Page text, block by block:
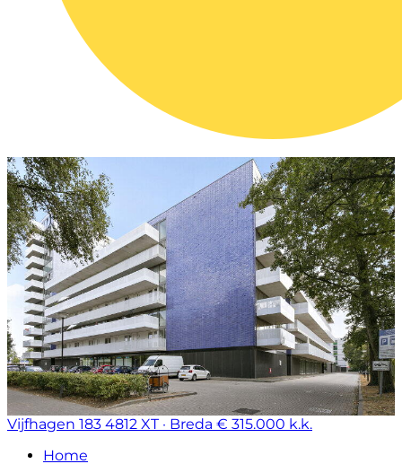
Vijfhagen 183 4812 XT · Breda € 315.000 k.k.
Home